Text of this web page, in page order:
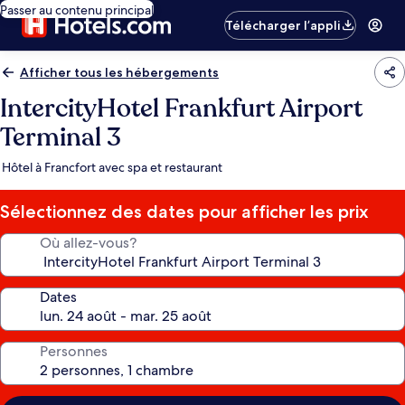
Passer au contenu principal
Télécharger l’appli
Afficher tous les hébergements
IntercityHotel Frankfurt Airport
Terminal 3
Hôtel à Francfort avec spa et restaurant
Sélectionnez des dates pour afficher les prix
Où allez-vous?
Dates
Personnes